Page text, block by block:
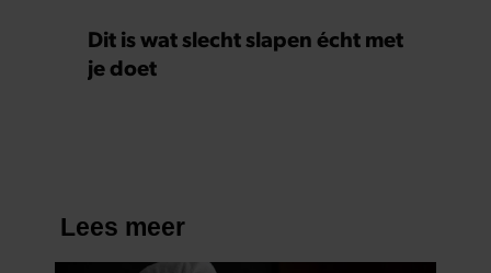
Dit is wat slecht slapen écht met
je doet